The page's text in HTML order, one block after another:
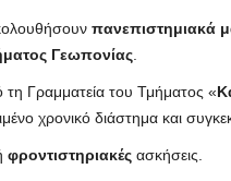
πανεπιστημιακά
Γεωπονίας
Γραμματεία του Τμήματος «
χρονικό διάστημα και
φροντιστηριακές ασκήσεις.